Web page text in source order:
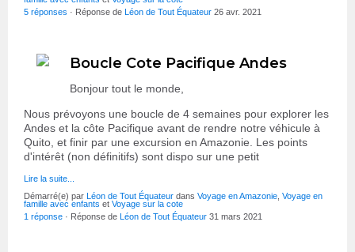
5 réponses · Réponse de Léon de Tout Équateur 26 avr. 2021
Boucle Cote Pacifique Andes
Bonjour tout le monde,
Nous prévoyons une boucle de 4 semaines pour explorer les
Andes et la côte Pacifique avant de rendre notre véhicule à
Quito, et finir par une excursion en Amazonie. Les points
d'intérêt (non définitifs) sont dispo sur une petit
Lire la suite...
Démarré(e) par
Léon de Tout Équateur dans Voyage en Amazonie Voyage en
famille avec enfants et Voyage sur la cote
1 réponse · Réponse de Léon de Tout Équateur 31 mars 2021